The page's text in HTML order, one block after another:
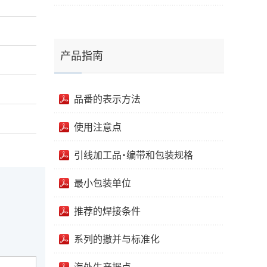
产品指南
品番的表示方法
使用注意点
引线加工品・编带和包装规格
最小包装单位
推荐的焊接条件
系列的撤并与标准化